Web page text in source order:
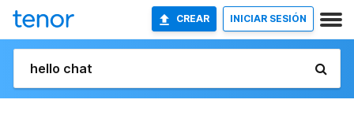
CREAR INICIAR SESIÓN